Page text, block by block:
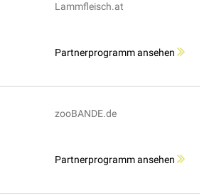
Lammfleisch.at
Partnerprogramm ansehen
zooBANDE.de
Partnerprogramm ansehen